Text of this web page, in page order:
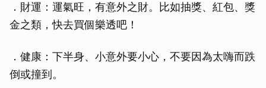
．財運：運氣旺，有意外之財。比如抽獎、紅包、獎
金之類，快去買個樂透吧！
．健康：下半身、小意外要小心，不要因為太嗨而跌
倒或撞到。